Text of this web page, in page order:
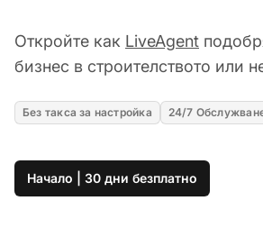
Откройте как LiveAgent
бизнес в строителството или
Без такса за настройка 24/7
Начало | 30 дни безплатно